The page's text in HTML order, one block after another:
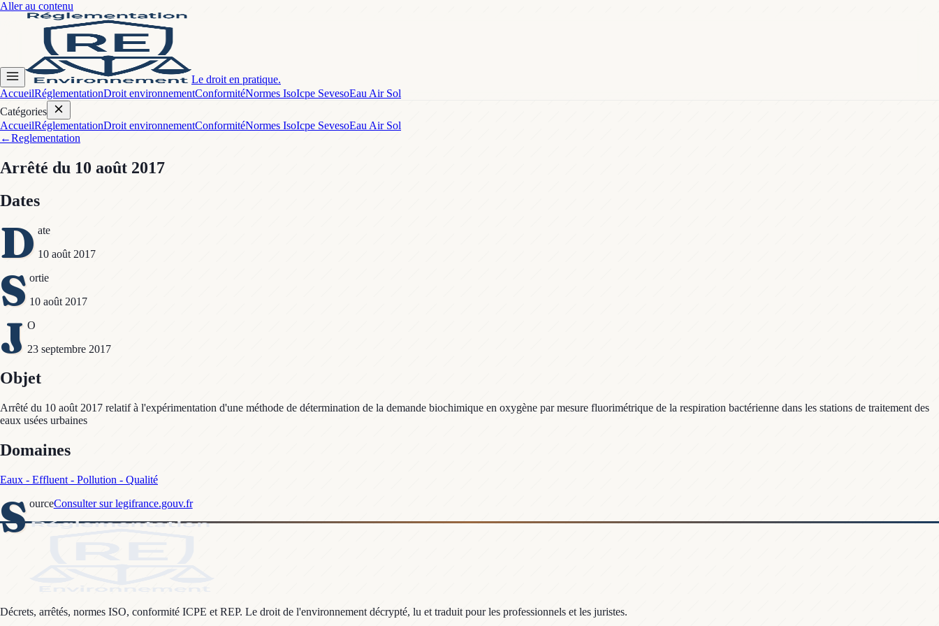
Aller au contenu
Le droit en pratique.
AccueilRéglementationDroit environnementConformitéNormes IsoIcpe SevesoEau Air Sol
Catégories
AccueilRéglementationDroit environnementConformitéNormes IsoIcpe SevesoEau Air Sol
←Reglementation
Arrêté du 10 août 2017
Dates
D ate
10 août 2017
S ortie
10 août 2017
J O
23 septembre 2017
Objet
Arrêté du 10 août 2017 relatif à l'expérimentation d'une méthode de détermination de la demande biochimique en oxygène par mesure fluorimétrique de la respiration bactérienne dans les stations de traitement des
eaux usées urbaines
Domaines
Eaux - Effluent - Pollution - Qualité
S ourceConsulter sur legifrance.gouv.fr
Décrets, arrêtés, normes ISO, conformité ICPE et REP. Le droit de l'environnement décrypté, lu et traduit pour les professionnels et les juristes.